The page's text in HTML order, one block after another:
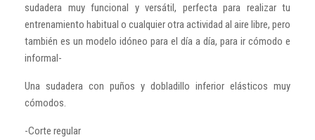
sudadera muy funcional y versátil, perfecta para realizar tu
entrenamiento habitual o cualquier otra actividad al aire libre, pero
también es un modelo idóneo para el día a día, para ir cómodo e
informal-
Una sudadera con puños y dobladillo inferior elásticos muy
cómodos.
-Corte regular